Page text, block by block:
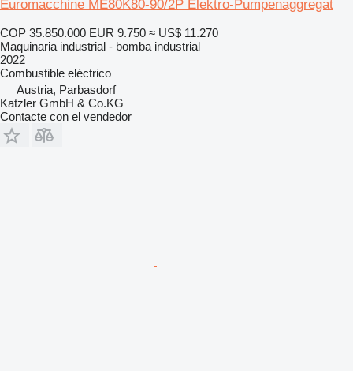
Euromacchine ME80K80-90/2P Elektro-Pumpenaggregat
COP 35.850.000 EUR 9.750 ≈ US$ 11.270
Maquinaria industrial - bomba industrial
2022
Combustible eléctrico
Austria, Parbasdorf
Katzler GmbH & Co.KG
Contacte con el vendedor